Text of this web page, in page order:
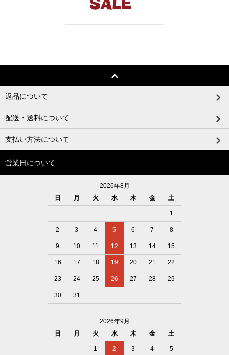
返品について
配送・送料について
支払い方法について
営業日について
2026年8月
日
月 火 水 木 金 土
1
2 3 4 5 6 7 8
9 10 11 12 13 14 15
16 17 18 19 20 21 22
23 24 25 26 27 28 29
30 31
2026年9月
日
月 火 水 木 金 土
1 2 3 4 5